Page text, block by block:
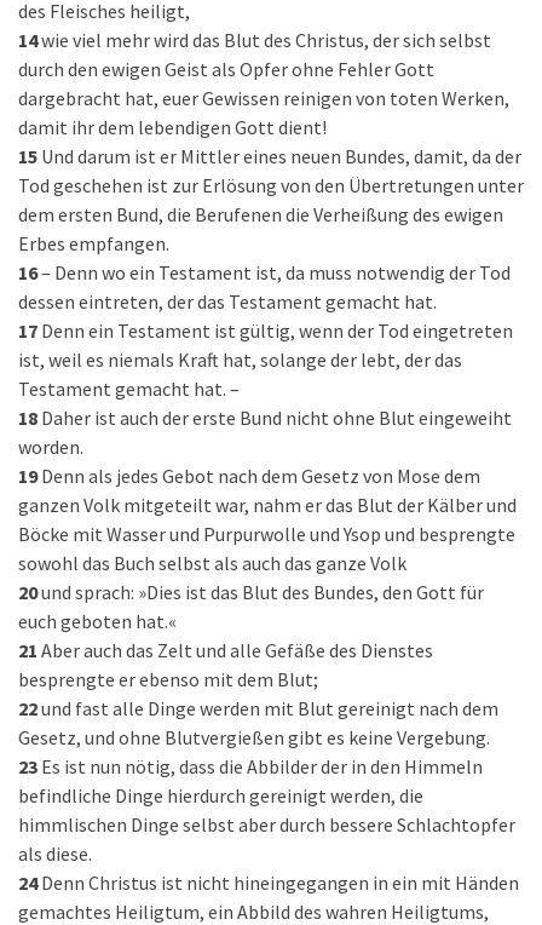
des Fleisches heiligt,
14wie viel mehr wird das Blut des Christus, der sich selbst
durch den ewigen Geist als Opfer ohne Fehler Gott
dargebracht hat, euer Gewissen reinigen von toten Werken,
damit ihr dem lebendigen Gott dient!
15 Und darum ist er Mittler eines neuen Bundes, damit, da der
Tod geschehen ist zur Erlösung von den Übertretungen unter
dem ersten Bund, die Berufenen die Verheißung des ewigen
Erbes empfangen.
16– Denn wo ein Testament ist, da muss notwendig der Tod
dessen eintreten, der das Testament gemacht hat.
17 Denn ein Testament ist gültig, wenn der Tod eingetreten
ist, weil es niemals Kraft hat, solange der lebt, der das
Testament gemacht hat. –
18 Daher ist auch der erste Bund nicht ohne Blut eingeweiht
worden.
19 Denn als jedes Gebot nach dem Gesetz von Mose dem
ganzen Volk mitgeteilt war, nahm er das Blut der Kälber und
Böcke mit Wasser und Purpurwolle und Ysop und besprengte
sowohl das Buch selbst als auch das ganze Volk
20und sprach: »Dies ist das Blut des Bundes, den Gott für
euch geboten hat.«
21 Aber auch das Zelt und alle Gefäße des Dienstes
besprengte er ebenso mit dem Blut;
22und fast alle Dinge werden mit Blut gereinigt nach dem
Gesetz, und ohne Blutvergießen gibt es keine Vergebung.
23 Es ist nun nötig, dass die Abbilder der in den Himmeln
befindliche Dinge hierdurch gereinigt werden, die
himmlischen Dinge selbst aber durch bessere Schlachtopfer
als diese.
24 Denn Christus ist nicht hineingegangen in ein mit Händen
gemachtes Heiligtum, ein Abbild des wahren Heiligtums,